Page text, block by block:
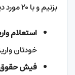
بزنیم و با ۲۰ مورد دیگر از امکانات فوق‌العاده آن آشنا شویم:
استعلام
خودتان
فیش حقوق